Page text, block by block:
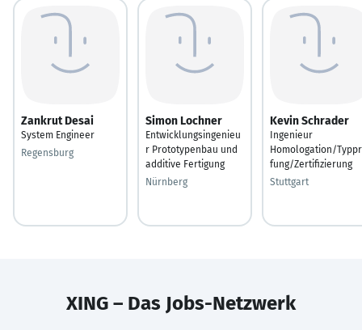
Zankrut Desai
System Engineer
Regensburg
Simon Lochner
Entwicklungsingenieu
r Prototypenbau und
additive Fertigung
Nürnberg
Kevin Schrader
Ingenieur
Homologation/
fung/Zertifizierung
Stuttgart
XING – Das Jobs-Netzwerk